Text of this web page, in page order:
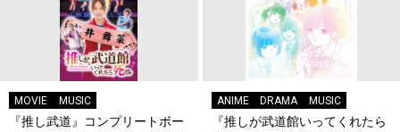
MOVIE MUSIC
『推し武道』コンプリートボー
ANIME DRAMA MUSIC
『推しが武道館いってくれたら